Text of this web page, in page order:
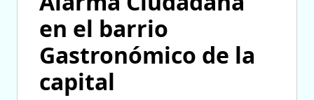
en el barrio
Gastronómico de la
capital